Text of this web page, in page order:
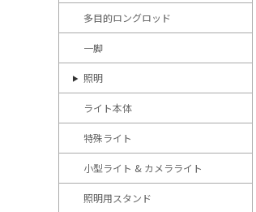
多目的ロングロッド
一脚
照明
ライト本体
特殊ライト
小型ライト & カメラライト
照明用スタンド